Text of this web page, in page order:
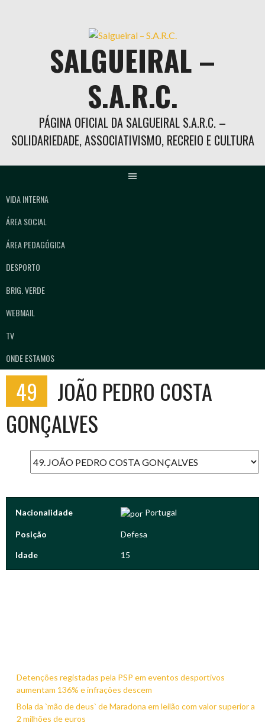
SALGUEIRAL –
S.A.R.C.
PÁGINA OFICIAL DA SALGUEIRAL S.A.R.C. –
SOLIDARIEDADE, ASSOCIATIVISMO, RECREIO E CULTURA
VIDA INTERNA
ÁREA SOCIAL
ÁREA PEDAGÓGICA
DESPORTO
BRIG. VERDE
WEBMAIL
TV
ONDE ESTAMOS
49
JOÃO PEDRO COSTA
GONÇALVES
Nacionalidade Portugal
Posição Defesa
Idade 15
Detenções registadas pela PSP em eventos desportivos
aumentam 136% e infrações descem
Bola da `mão de deus` de Maradona em leilão com valor superior a
2 milhões de euros